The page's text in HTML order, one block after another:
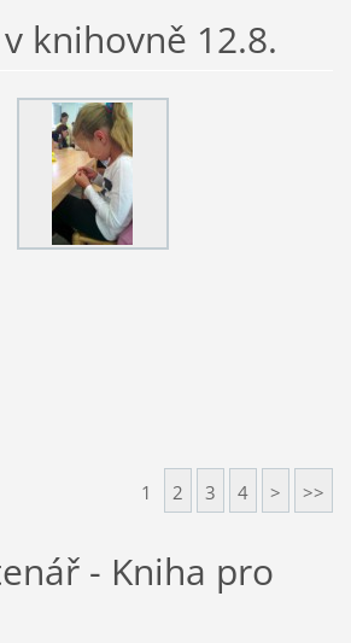
knihovně 12.8.
1 2 3 4 > >>
- Kniha pro